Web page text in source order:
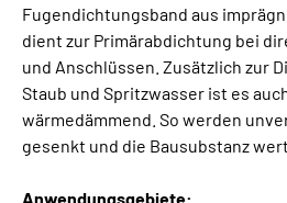
Fugendichtungsband aus
dient zur Primärabdichtung bei
und Anschlüssen. Zusätzlich zur
Staub und Spritzwasser ist es
wärmedämmend. So werden
gesenkt und die Bausubstanz
Anwendungsgebiete: